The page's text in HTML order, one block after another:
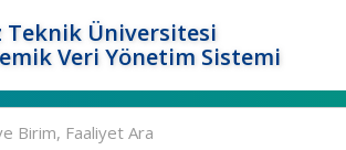
Teknik Üniversitesi
Veri Yönetim Sistemi